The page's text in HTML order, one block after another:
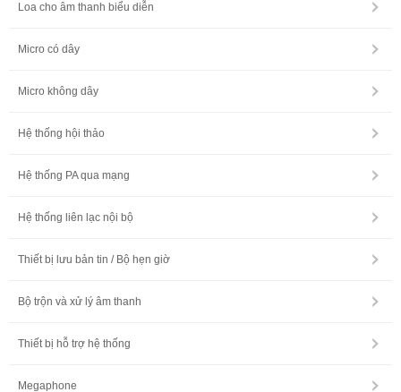
Loa cho âm thanh biểu diễn
Micro có dây
Micro không dây
Hệ thống hội thảo
Hệ thống PA qua mạng
Hệ thống liên lạc nội bộ
Thiết bị lưu bản tin / Bộ hẹn giờ
Bộ trộn và xử lý âm thanh
Thiết bị hỗ trợ hệ thống
Megaphone